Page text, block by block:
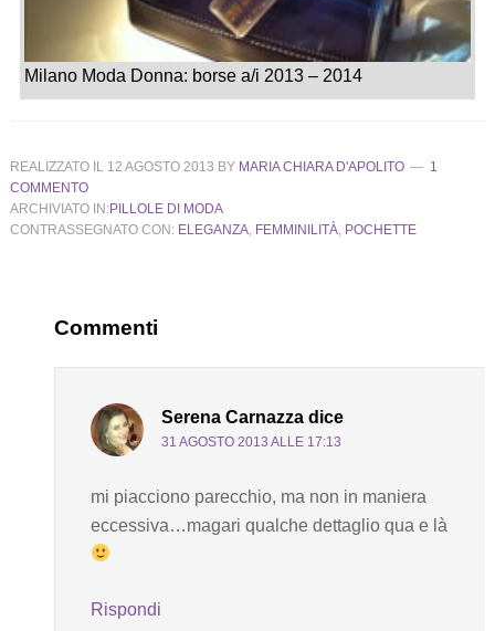
Milano Moda Donna: borse a/i 2013 – 2014
REALIZZATO IL 12 AGOSTO 2013 BY MARIA CHIARA D'APOLITO
1
COMMENTO
ARCHIVIATO IN:PILLOLE DI MODA
CONTRASSEGNATO CON: ELEGANZA, FEMMINILITÀ, POCHETTE
Commenti
Serena Carnazza dice
31 AGOSTO 2013 ALLE 17:13
mi piacciono parecchio, ma non in maniera
eccessiva…magari qualche dettaglio qua e là
Rispondi